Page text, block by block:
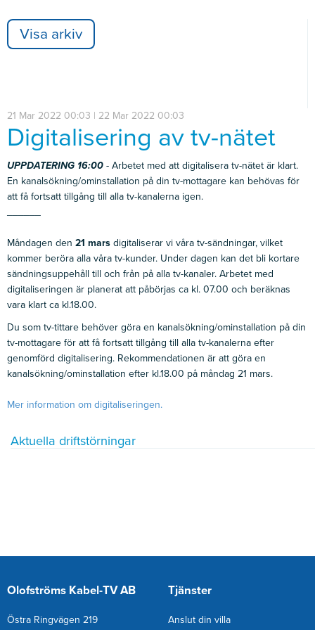
Visa arkiv
21 Mar 2022 00:03 | 22 Mar 2022 00:03
Digitalisering av tv-nätet
UPPDATERING 16:00 - Arbetet med att digitalisera tv-nätet är klart.
En kanalsökning/ominstallation på din tv-mottagare kan behövas för
att få fortsatt tillgång till alla tv-kanalerna igen.
Måndagen den 21 mars digitaliserar vi våra tv-sändningar, vilket
kommer beröra alla våra tv-kunder. Under dagen kan det bli kortare
sändningsuppehåll till och från på alla tv-kanaler. Arbetet med
digitaliseringen är planerat att påbörjas ca kl. 07.00 och beräknas
vara klart ca kl.18.00.
Du som tv-tittare behöver göra en kanalsökning/ominstallation på din
tv-mottagare för att få fortsatt tillgång till alla tv-kanalerna efter
genomförd digitalisering. Rekommendationen är att göra en
kanalsökning/ominstallation efter kl.18.00 på måndag 21 mars.
Mer information om digitaliseringen.
Aktuella driftstörningar
Olofströms Kabel-TV AB
Östra Ringvägen 219
Tjänster
Anslut din villa